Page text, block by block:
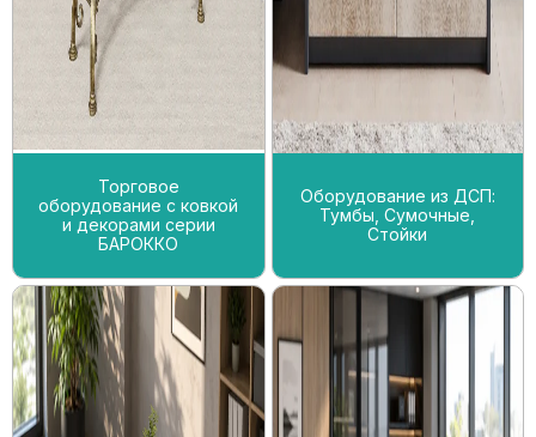
Торговое
оборудование с ковкой
и декорами серии
БАРОККО
Оборудование из ДСП:
Тумбы, Сумочные,
Стойки